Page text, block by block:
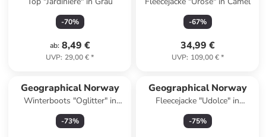
-70%
ab: 8,49 €
UVP: 29,00 €*
-67%
34,99 €
UVP: 109,00 €*
Geographical Norway
Winterboots "Oglitter" in
Braun
-73%
Geographical Norway
Fleecejacke "Udolce" in
Dunkelblau
-75%